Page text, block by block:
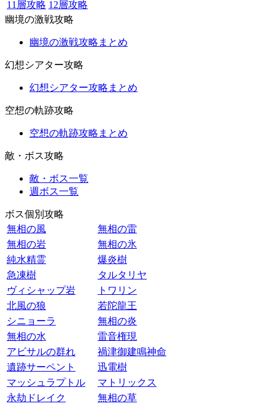
11層攻略 12層攻略
幽境の激戦攻略
幽境の激戦攻略まとめ
幻想シアター攻略
幻想シアター攻略まとめ
空想の軌跡攻略
空想の軌跡攻略まとめ
敵・ボス攻略
敵・ボス一覧
週ボス一覧
ボス個別攻略
無相の風
無相の雷
無相の岩
無相の氷
純水精霊
爆炎樹
急凍樹
タルタリヤ
ヴィシャップ岩
トワリン
北風の狼
若陀龍王
シニョーラ
無相の炎
無相の水
雷音権現
アビサルの群れ
禍津御建鳴神命
遺跡サーペント
迅電樹
マッシュラプトル
マトリックス
永劫ドレイク
無相の草